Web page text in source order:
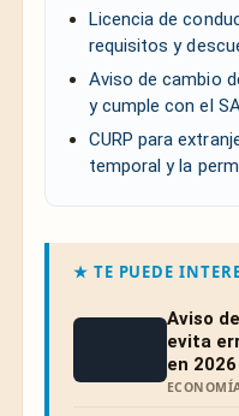
Licencia de
requisitos y
Aviso de cambio
y cumple con el
CURP para
temporal y la
★ TE PUEDE
Aviso
evita
en 2026